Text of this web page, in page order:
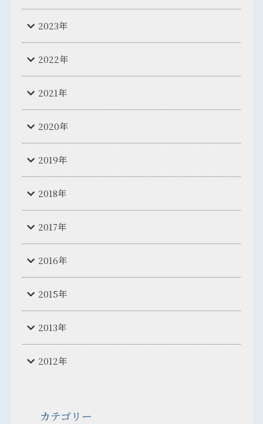
2023年
2022年
2021年
2020年
2019年
2018年
2017年
2016年
2015年
2013年
2012年
カテゴリー